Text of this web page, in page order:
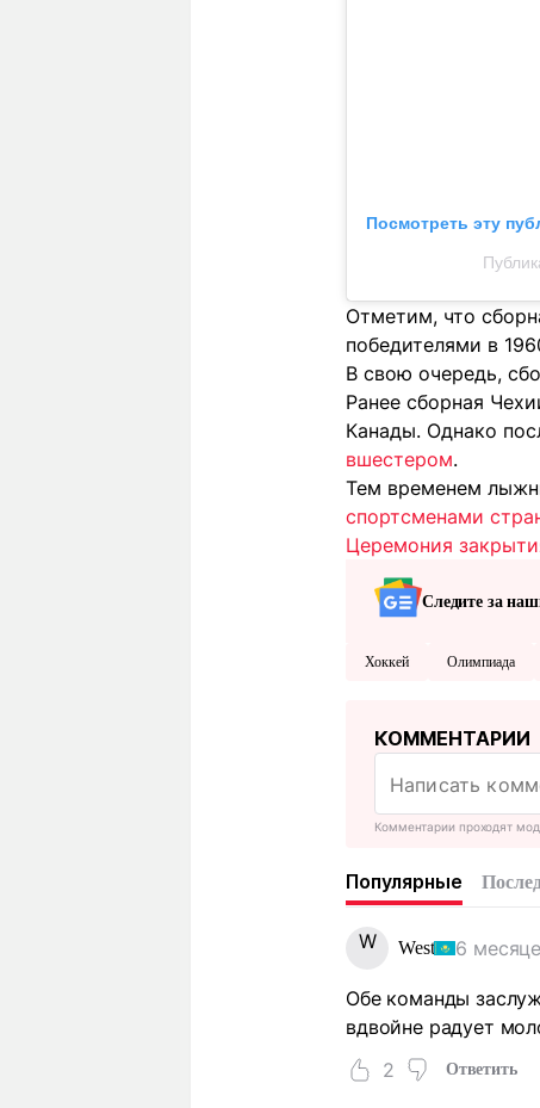
Посмотреть эту
Отметим, что
победителями в
В свою очередь,
Ранее сборная
Канады. Однако
вшестером.
Тем временем
спортсменами
Церемония
Следите за
Хоккей Олимпиада
КОММЕНТАРИИ
Комментарии проходят
Популярные
W West 6
Обе команды
вдвойне радует
2
Ответить